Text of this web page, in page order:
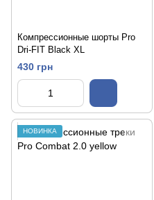
Компрессионные шорты Pro
Dri-FIT Black XL
430 грн
НОВИНКА